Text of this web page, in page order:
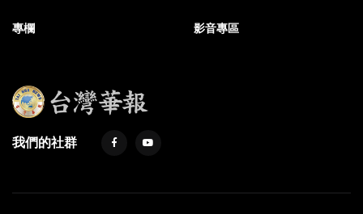
專欄 影音專區
我們的社群